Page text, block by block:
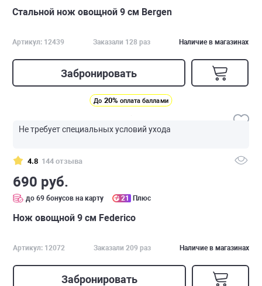
Стальной нож овощной 9 см Bergen
Артикул: 12439 Заказали 128 раз Наличие в магазинах
Забронировать
До 20% оплата баллами
Не требует специальных условий ухода
4.8 144 отзыва
690 руб.
до 69 бонусов на карту 21 Плюс
Нож овощной 9 см Federico
Артикул: 12072 Заказали 209 раз Наличие в магазинах
Забронировать